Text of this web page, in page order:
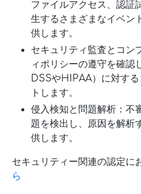
ファイルアクセス、認証
生するさまざまなイベン
供します。
セキュリティ監査とコン
ィポリシーの遵守を確認
DSSやHIPAA）に対す
トします。
侵入検知と問題解析：不
題を検出し、原因を解析
供します。
セキュリティー関連の認定に
ら